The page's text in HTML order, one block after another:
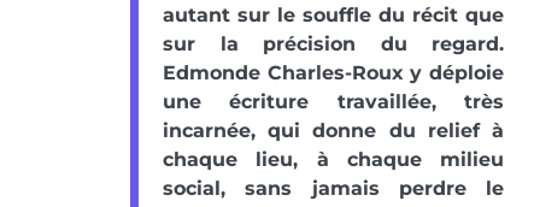
autant sur le souffle du récit que
sur la précision du regard.
Edmonde Charles-Roux y déploie
une écriture travaillée, très
incarnée, qui donne du relief à
chaque lieu, à chaque milieu
social, sans jamais perdre le